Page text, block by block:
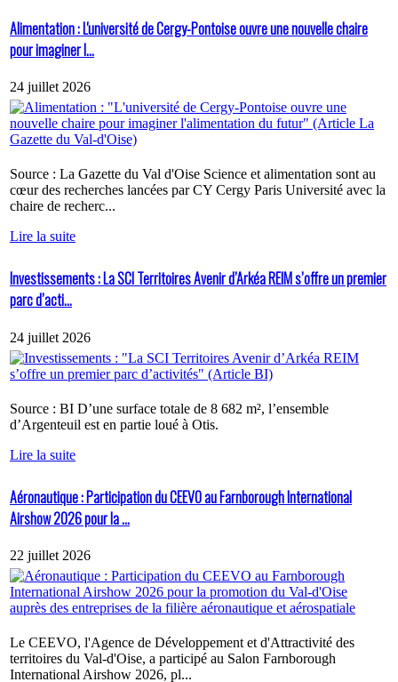
Alimentation : L'université de Cergy-Pontoise ouvre une nouvelle chaire
pour imaginer l...
24 juillet 2026
Source : La Gazette du Val d'Oise Science et alimentation sont au
cœur des recherches lancées par CY Cergy Paris Université avec la
chaire de recherc...
Lire la suite
Investissements : La SCI Territoires Avenir d’Arkéa REIM s’offre un premier
parc d’acti...
24 juillet 2026
Source : BI D’une surface totale de 8 682 m², l’ensemble
d’Argenteuil est en partie loué à Otis.
Lire la suite
Aéronautique : Participation du CEEVO au Farnborough International
Airshow 2026 pour la ...
22 juillet 2026
Le CEEVO, l'Agence de Développement et d'Attractivité des
territoires du Val-d'Oise, a participé au Salon Farnborough
International Airshow 2026, pl...